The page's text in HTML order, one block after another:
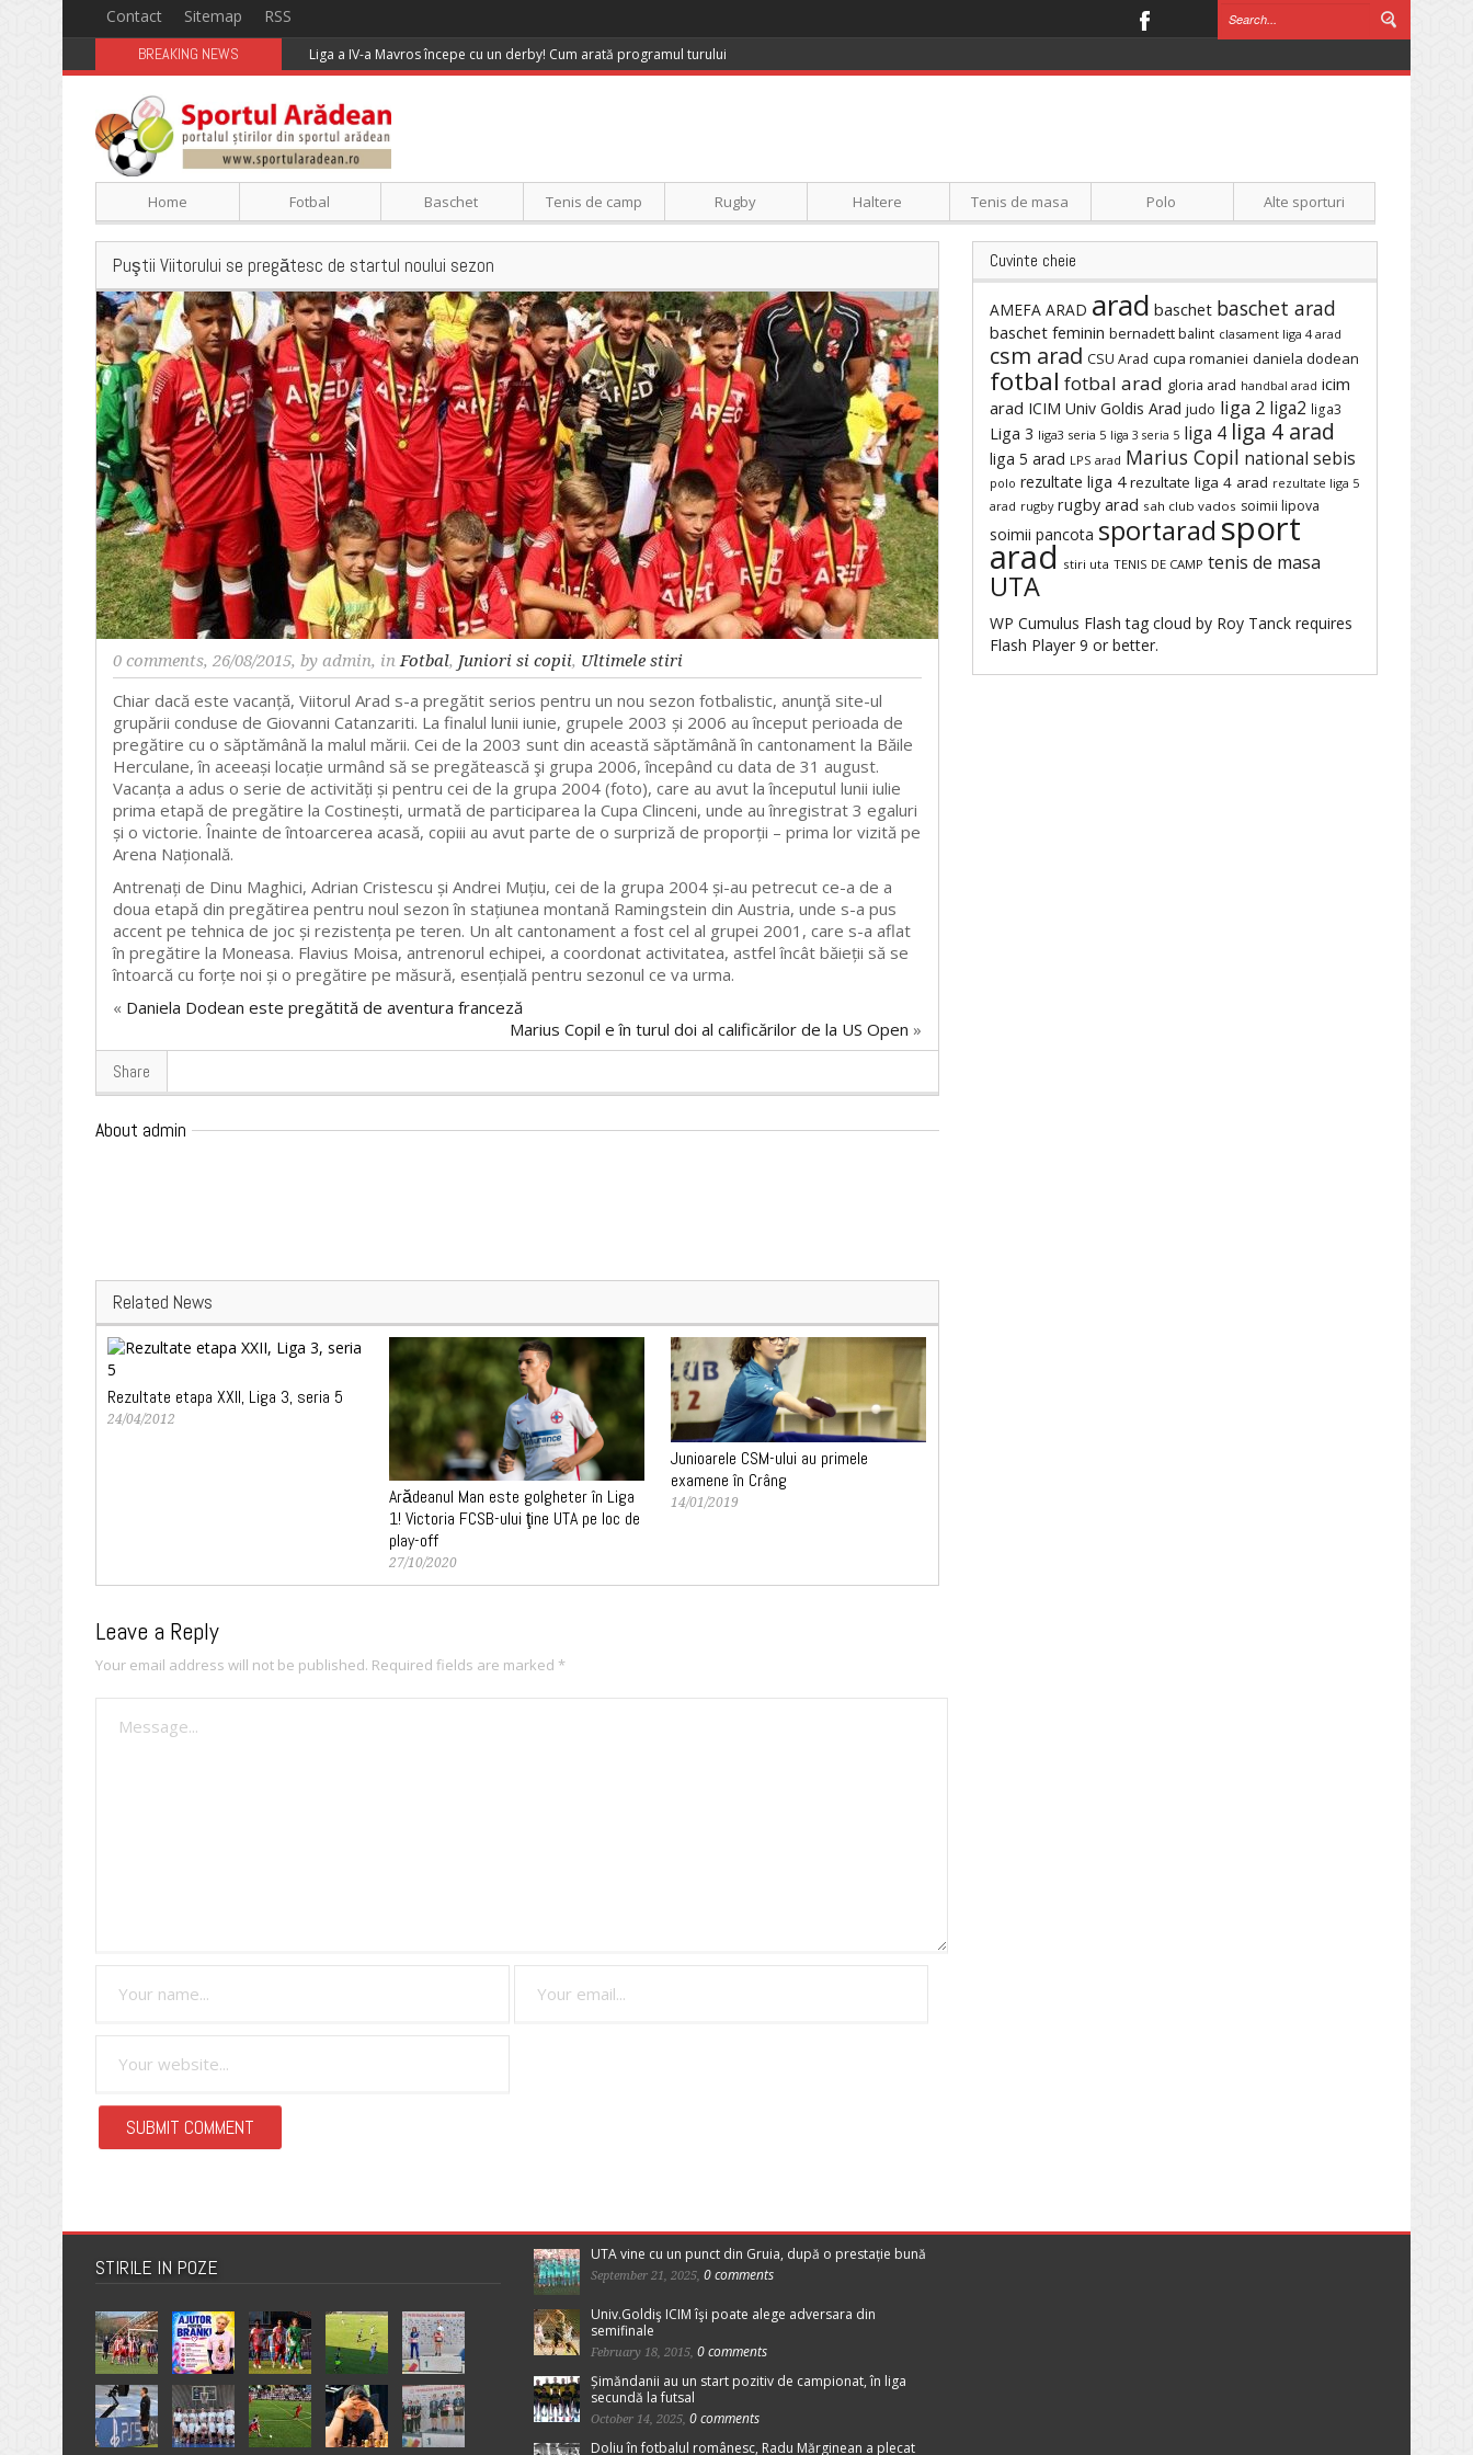
Contact Sitemap RSS
BREAKING NEWS Liga a IV-a Mavros începe cu un derby! Cum arată programul turului
Home Fotbal Baschet Tenis de camp Rugby Haltere Tenis de masa Polo Alte sporturi
Puştii Viitorului se pregătesc de startul noului sezon
0 comments, 26/08/2015, by admin, inFotbal, Juniori si copii, Ultimele stiri
Chiar dacă este vacanță, Viitorul Arad s-a pregătit serios pentru un nou sezon fotbalistic, anunţă site-ul
grupării conduse de Giovanni Catanzariti. La finalul lunii iunie, grupele 2003 și 2006 au început perioada de
pregătire cu o săptămână la malul mării. Cei de la 2003 sunt din această săptămână în cantonament la Băile
Herculane, în aceeași locație urmând să se pregătească şi grupa 2006, începând cu data de 31 august.
Vacanța a adus o serie de activități și pentru cei de la grupa 2004 (foto), care au avut la începutul lunii iulie
prima etapă de pregătire la Costinești, urmată de participarea la Cupa Clinceni, unde au înregistrat 3 egaluri
și o victorie. Înainte de întoarcerea acasă, copiii au avut parte de o surpriză de proporții – prima lor vizită pe
Arena Națională.
Antrenați de Dinu Maghici, Adrian Cristescu și Andrei Muțiu, cei de la grupa 2004 și-au petrecut ce-a de a
doua etapă din pregătirea pentru noul sezon în stațiunea montană Ramingstein din Austria, unde s-a pus
accent pe tehnica de joc și rezistența pe teren. Un alt cantonament a fost cel al grupei 2001, care s-a aflat
în pregătire la Moneasa. Flavius Moisa, antrenorul echipei, a coordonat activitatea, astfel încât băieții să se
întoarcă cu forțe noi și o pregătire pe măsură, esențială pentru sezonul ce va urma.
« Daniela Dodean este pregătită de aventura franceză
Marius Copil e în turul doi al calificărilor de la US Open »
Share
About admin
Related News
Rezultate etapa XXII, Liga 3, seria 5
24/04/2012
Arădeanul Man este golgheter în Liga
1! Victoria FCSB-ului ţine UTA pe loc de
play-off
27/10/2020
Junioarele CSM-ului au primele
examene în Crâng
14/01/2019
Leave a Reply
Your email address will not be published. Required fields are marked *
Cuvinte cheie
AMEFA ARAD arad baschet baschet arad
baschet feminin bernadett balint clasament liga 4 arad
csm arad CSU Arad cupa romaniei daniela dodean
fotbal fotbal arad gloria arad handbal arad icim
arad ICIM Univ Goldis Arad judo liga 2 liga2 liga3
Liga 3 liga3 seria 5 liga 3 seria 5 liga 4 liga 4 arad
liga 5 arad LPS arad Marius Copil national sebis
polo rezultate liga 4 rezultate liga 4 arad rezultate liga 5
arad rugby rugby arad sah club vados soimii lipova
soimii pancota sportarad sport
arad stiri uta TENIS DE CAMP tenis de masa
UTA
WP Cumulus Flash tag cloud by Roy Tanck requires
Flash Player 9 or better.
STIRILE IN POZE
UTA vine cu un punct din Gruia, după o prestație bună
September 21, 2025, 0 comments
Univ.Goldiş ICIM îşi poate alege adversara din
semifinale
February 18, 2015, 0 comments
Șimăndanii au un start pozitiv de campionat, în liga
secundă la futsal
October 14, 2025, 0 comments
Doliu în fotbalul românesc, Radu Mărginean a plecat